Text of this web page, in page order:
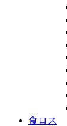
食ロス